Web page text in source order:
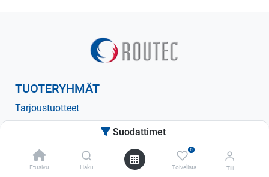
Suodattimet
Etusivu Haku
0
Toivelista Tili
TUOTERYHMÄT
Tarjoustuotteet
Hoitoaineet
Hioma-aineet